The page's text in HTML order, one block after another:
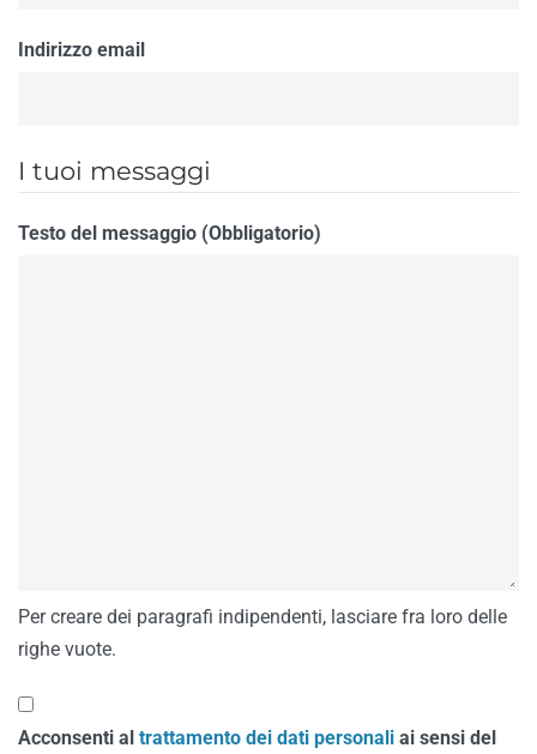
Indirizzo email
I tuoi messaggi
Testo del messaggio (Obbligatorio)
Per creare dei paragrafi indipendenti, lasciare fra loro delle
righe vuote.
Acconsenti al trattamento dei dati personali ai sensi del